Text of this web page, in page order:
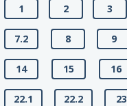
1 2 3
7.2 8 9
14 15 16
22.1 22.2 23